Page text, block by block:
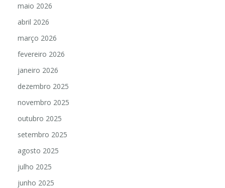
maio 2026
abril 2026
março 2026
fevereiro 2026
janeiro 2026
dezembro 2025
novembro 2025
outubro 2025
setembro 2025
agosto 2025
julho 2025
junho 2025